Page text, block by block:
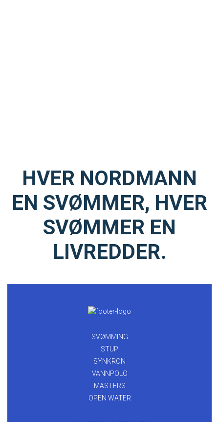
HVER NORDMANN
EN SVØMMER, HVER
SVØMMER EN
LIVREDDER.
SVØMMING
STUP
SYNKRON
VANNPOLO
MASTERS
OPEN WATER